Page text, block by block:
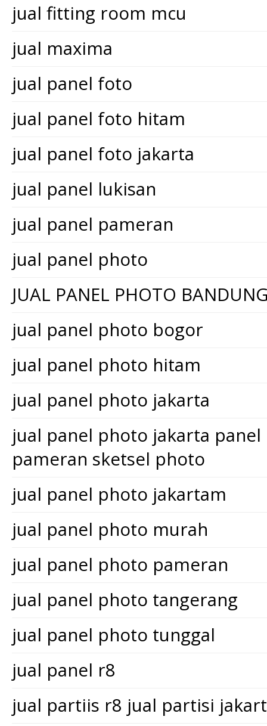
jual fitting room mcu
jual maxima
jual panel foto
jual panel foto hitam
jual panel foto jakarta
jual panel lukisan
jual panel pameran
jual panel photo
JUAL PANEL PHOTO
jual panel photo bogor
jual panel photo hitam
jual panel photo jakarta
jual panel photo jakarta
pameran sketsel photo
jual panel photo jakartam
jual panel photo murah
jual panel photo pameran
jual panel photo tangerang
jual panel photo tunggal
jual panel r8
jual partiis r8 jual partisi